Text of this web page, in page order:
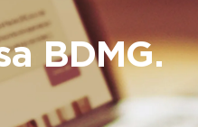
BDMG.